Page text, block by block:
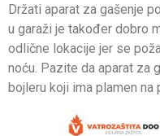
Držati aparat za gašenje
u garaži je također dobro
odlične lokacije jer se
noću. Pazite da aparat za
bojleru koji ima plamen na